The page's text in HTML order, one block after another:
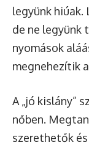
legyünk hiúak.
de ne legyünk
nyomások
megnehezítik
A „jó kislány”
nőben.
szerethetők